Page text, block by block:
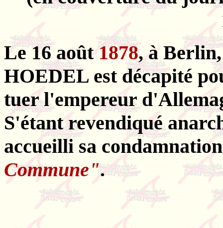
Le 16 août1878, à
HOEDEL est décapité
tuer l'empereur
S'étant revendiqué
accueilli sa
Commune".